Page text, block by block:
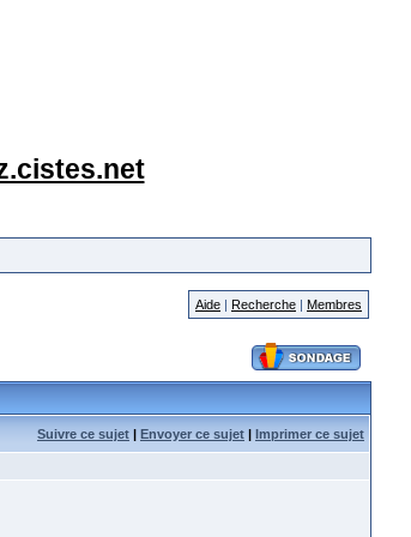
Aide | Recherche | Membres
Suivre ce sujet | Envoyer ce sujet | Imprimer ce sujet